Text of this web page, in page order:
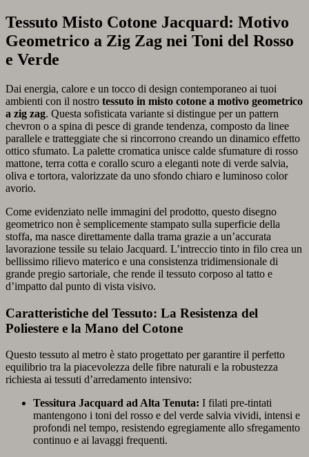
Tessuto Misto Cotone Jacquard: Motivo
Geometrico a Zig Zag nei Toni del Rosso
e Verde
Dai energia, calore e un tocco di design contemporaneo ai tuoi
ambienti con il nostro tessuto in misto cotone a motivo geometrico
a zig zag. Questa sofisticata variante si distingue per un pattern
chevron o a spina di pesce di grande tendenza, composto da linee
parallele e tratteggiate che si rincorrono creando un dinamico effetto
ottico sfumato. La palette cromatica unisce calde sfumature di rosso
mattone, terra cotta e corallo scuro a eleganti note di verde salvia,
oliva e tortora, valorizzate da uno sfondo chiaro e luminoso color
avorio.
Come evidenziato nelle immagini del prodotto, questo disegno
geometrico non è semplicemente stampato sulla superficie della
stoffa, ma nasce direttamente dalla trama grazie a un’accurata
lavorazione tessile su telaio Jacquard. L’intreccio tinto in filo crea un
bellissimo rilievo materico e una consistenza tridimensionale di
grande pregio sartoriale, che rende il tessuto corposo al tatto e
d’impatto dal punto di vista visivo.
Caratteristiche del Tessuto: La Resistenza del
Poliestere e la Mano del Cotone
Questo tessuto al metro è stato progettato per garantire il perfetto
equilibrio tra la piacevolezza delle fibre naturali e la robustezza
richiesta ai tessuti d’arredamento intensivo:
Tessitura Jacquard ad Alta Tenuta: I filati pre-tintati
mantengono i toni del rosso e del verde salvia vividi, intensi e
profondi nel tempo, resistendo egregiamente allo sfregamento
continuo e ai lavaggi frequenti.